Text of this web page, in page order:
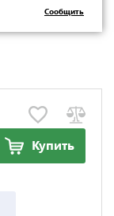
Сообщить
Купить